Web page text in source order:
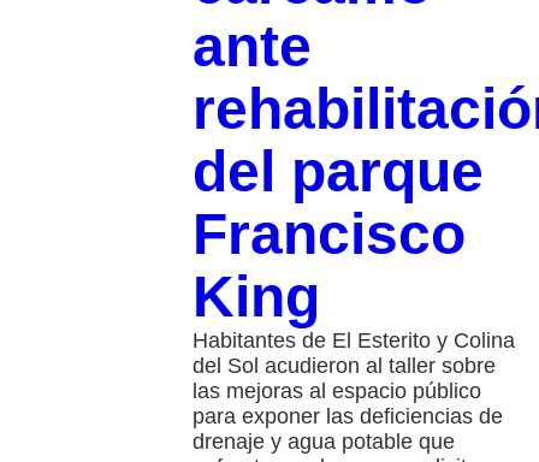
ante
del parque
Francisco
King
Habitantes de El Esterito y Colina
del Sol acudieron al taller sobre
las mejoras al espacio público
para exponer las deficiencias de
drenaje y agua potable que